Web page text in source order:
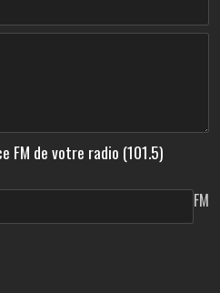
FM de votre radio (101.5)
FM